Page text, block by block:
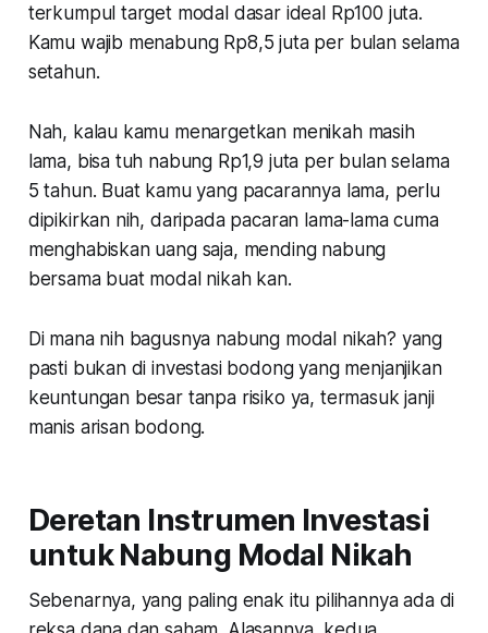
terkumpul target modal dasar ideal Rp100 juta.
Kamu wajib menabung Rp8,5 juta per bulan selama
setahun.
Nah, kalau kamu menargetkan menikah masih
lama, bisa tuh nabung Rp1,9 juta per bulan selama
5 tahun. Buat kamu yang pacarannya lama, perlu
dipikirkan nih, daripada pacaran lama-lama cuma
menghabiskan uang saja, mending nabung
bersama buat modal nikah kan.
Di mana nih bagusnya nabung modal nikah? yang
pasti bukan di investasi bodong yang menjanjikan
keuntungan besar tanpa risiko ya, termasuk janji
manis arisan bodong.
Deretan Instrumen Investasi
untuk Nabung Modal Nikah
Sebenarnya, yang paling enak itu pilihannya ada di